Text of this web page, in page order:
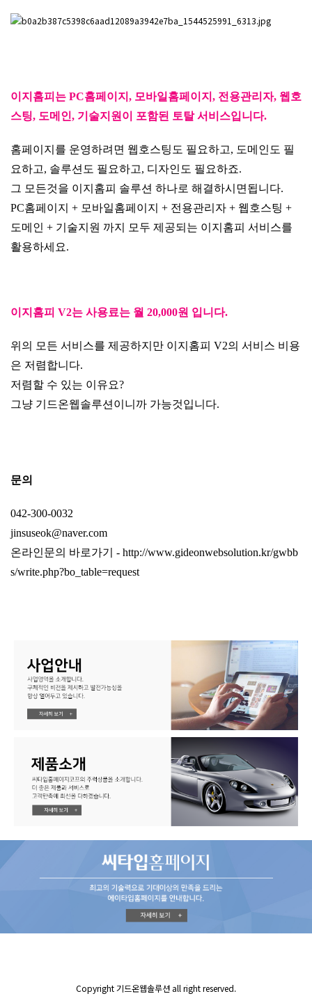
이지홈피는 PC홈페이지, 모바일홈페이지, 전용관리자, 웹호
스팅, 도메인, 기술지원이 포함된 토탈 서비스입니다.
홈페이지를 운영하려면 웹호스팅도 필요하고, 도메인도 필
요하고, 솔루션도 필요하고, 디자인도 필요하죠.
그 모든것을 이지홈피 솔루션 하나로 해결하시면됩니다.
PC홈페이지 + 모바일홈페이지 + 전용관리자 + 웹호스팅 +
도메인 + 기술지원 까지 모두 제공되는 이지홈피 서비스를
활용하세요.
이지홈피 V2는 사용료는 월 20,000원 입니다.
위의 모든 서비스를 제공하지만 이지홈피 V2의 서비스 비용
은 저렴합니다.
저렴할 수 있는 이유요?
그냥 기드온웹솔루션이니까 가능것입니다.
문의
042-300-0032
jinsuseok@naver.com
온라인문의 바로가기 - http://www.gideonwebsolution.kr/gwbb
s/write.php?bo_table=request
Copyright 기드온웹솔루션 all right reserved.